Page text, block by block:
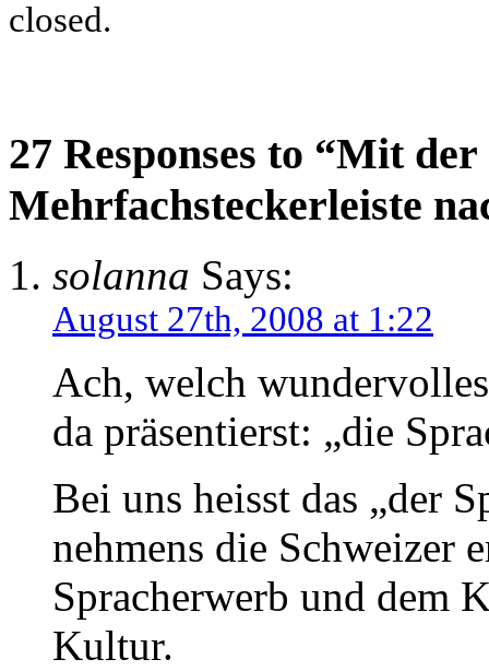
closed.
27 Responses to “Mit
Mehrfachsteckerleiste
solanna Says:
August 27th, 2008 at 1:22
Ach, welch
da präsentierst: „die
Bei uns heisst das „der
nehmens die Schweizer
Spracherwerb und dem
Kultur.